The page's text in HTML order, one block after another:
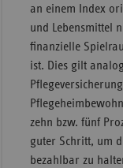
an einem Index
und Lebensmittel
finanzielle
ist. Dies gilt
zehn bzw. fünf
guter Schritt, um
bezahlbar zu